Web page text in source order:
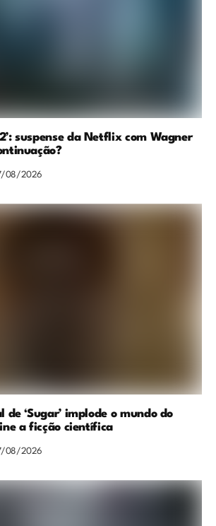
suspense da Netflix com Wagner
08/2026
de ‘Sugar’ implode o mundo do
a ficção científica
08/2026